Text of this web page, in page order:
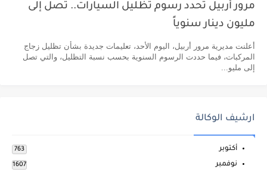
مرور أربيل تحدد رسوم تظليل السيارات.. تصل إلى
مليون دينار سنوياً
أعلنت مديرية مرور أربيل، اليوم الأحد، تعليمات جديدة بشأن تظليل زجاج
المركبات، فيما حددت الرسوم السنوية بحسب نسبة التظليل، والتي تصل
إلى مليو...
ارشيف الوكالة
أكتوبر 763
نوفمبر 1607